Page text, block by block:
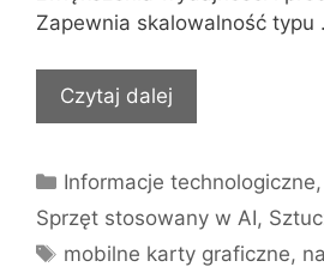
Zapewnia skalowalność typu
Czytaj dalej
Kategorie
Informacje technologiczne,
Sprzęt stosowany w AI,
Tagi
mobilne karty graficzne,